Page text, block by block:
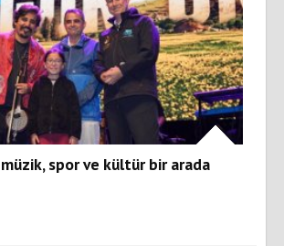
spor ve kültür bir arada